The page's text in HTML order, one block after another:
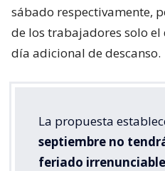
sábado respectivamente,
de los trabajadores solo
día adicional de descanso.
La propuesta
septiembre no
feriado irrenunciable